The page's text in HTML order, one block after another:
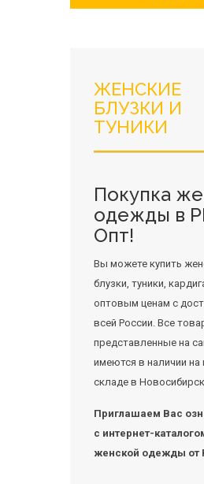
ЖЕНСКИЕ
БЛУЗКИ И
ТУНИКИ
Покупка
одежды в
Опт!
Вы можете купить
блузки, туники,
оптовым ценам с
всей России. Все
представленные на
имеются в наличии
складе в
Приглашаем Вас
с интернет-
женской одежды от